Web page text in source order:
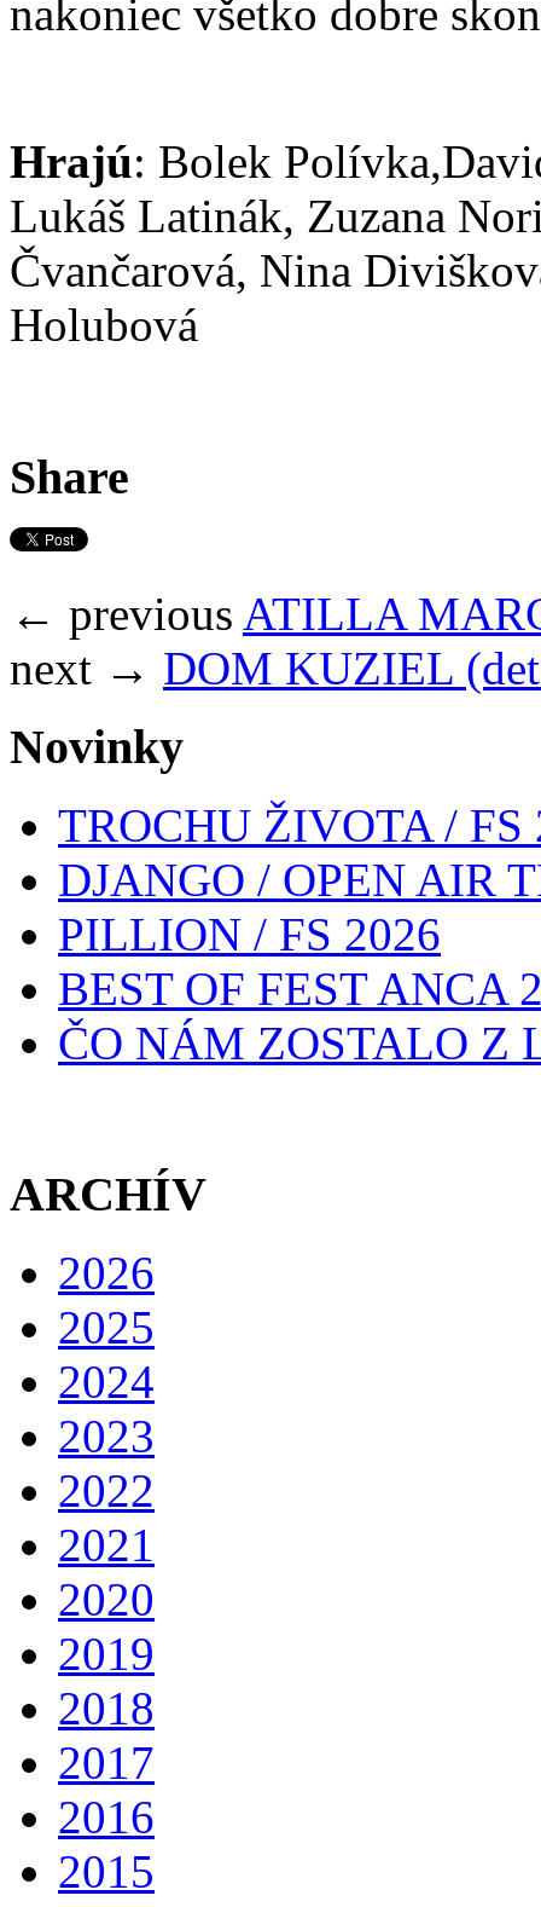
nakoniec všetko dobre
Hrajú: Bolek
Lukáš Latinák, Zuzana
Čvančarová, Nina
Holubová
Share
← previous ATILLA
next → DOM KUZIEL
Novinky
TROCHU ŽIVOTA / FS
DJANGO / OPEN AIR
PILLION / FS 2026
BEST OF FEST ANCA
ČO NÁM ZOSTALO Z
ARCHÍV
2026
2025
2024
2023
2022
2021
2020
2019
2018
2017
2016
2015